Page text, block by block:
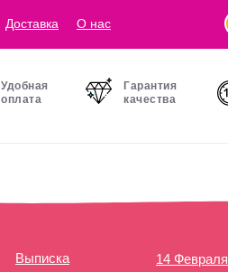
Доставка
Удобная
оплата
Гарантия
качества
О нас
Выписка
14 Февраля